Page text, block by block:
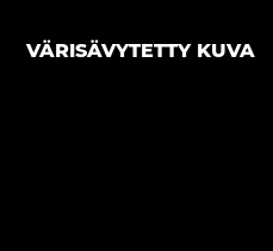
VÄRISÄVYTETTY KUVA